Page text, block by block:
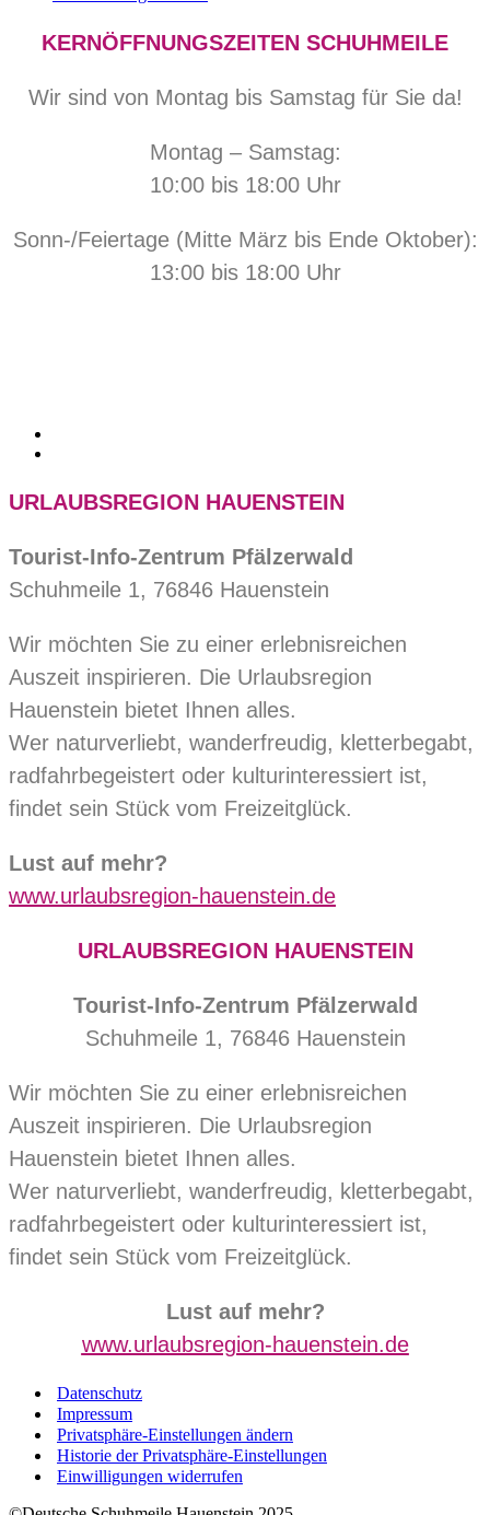
KERNÖFFNUNGSZEITEN SCHUHMEILE
Wir sind von Montag bis Samstag für Sie da!
Montag – Samstag:
10:00 bis 18:00 Uhr
Sonn-/Feiertage (Mitte März bis Ende Oktober):
13:00 bis 18:00 Uhr
URLAUBSREGION HAUENSTEIN
Tourist-Info-Zentrum Pfälzerwald
Schuhmeile 1, 76846 Hauenstein
Wir möchten Sie zu einer erlebnisreichen
Auszeit inspirieren. Die Urlaubsregion
Hauenstein bietet Ihnen alles.
Wer naturverliebt, wanderfreudig, kletterbegabt,
radfahrbegeistert oder kulturinteressiert ist,
findet sein Stück vom Freizeitglück.
Lust auf mehr?
www.urlaubsregion-hauenstein.de
URLAUBSREGION HAUENSTEIN
Tourist-Info-Zentrum Pfälzerwald
Schuhmeile 1, 76846 Hauenstein
Wir möchten Sie zu einer erlebnisreichen
Auszeit inspirieren. Die Urlaubsregion
Hauenstein bietet Ihnen alles.
Wer naturverliebt, wanderfreudig, kletterbegabt,
radfahrbegeistert oder kulturinteressiert ist,
findet sein Stück vom Freizeitglück.
Lust auf mehr?
www.urlaubsregion-hauenstein.de
Datenschutz
Impressum
Privatsphäre-Einstellungen ändern
Historie der Privatsphäre-Einstellungen
Einwilligungen widerrufen